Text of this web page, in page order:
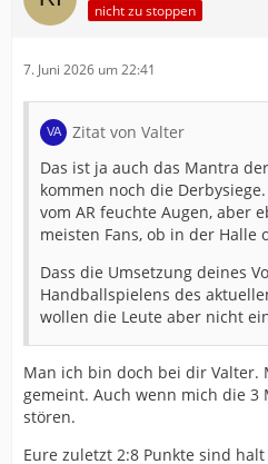
nicht zu stoppen
7. Juni 2026 um 22:41
Zitat von Valter
Das ist ja auch das Mantra
kommen noch die
vom AR feuchte Augen, aber
meisten Fans, ob in der Halle
Dass die Umsetzung deines
Handballspielens des
wollen die Leute aber nicht
Man ich bin doch bei dir Valter.
gemeint. Auch wenn mich die
stören.
Eure zuletzt 2:8 Punkte sind